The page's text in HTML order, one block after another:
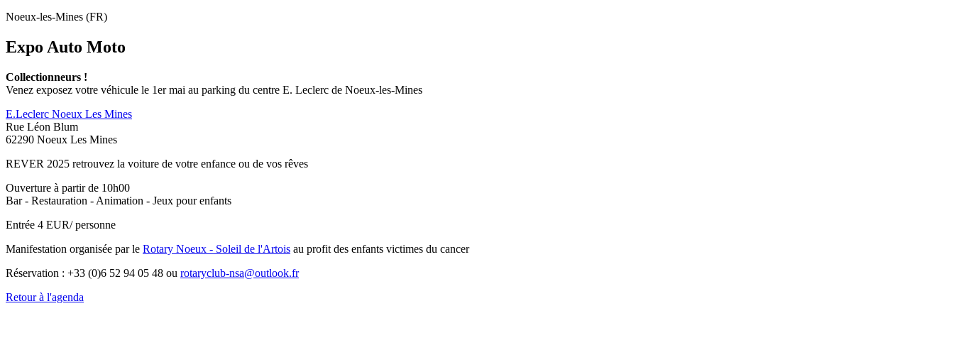
Noeux-les-Mines (FR)
Expo Auto Moto
Collectionneurs !
Venez exposez votre véhicule le 1er mai au parking du centre E. Leclerc de Noeux-les-Mines
E.Leclerc Noeux Les Mines
Rue Léon Blum
62290 Noeux Les Mines
REVER 2025 retrouvez la voiture de votre enfance ou de vos rêves
Ouverture à partir de 10h00
Bar - Restauration - Animation - Jeux pour enfants
Entrée 4 EUR/ personne
Manifestation organisée par le Rotary Noeux - Soleil de l'Artois au profit des enfants victimes du cancer
Réservation : +33 (0)6 52 94 05 48 ou rotaryclub-nsa@outlook.fr
Retour à l'agenda